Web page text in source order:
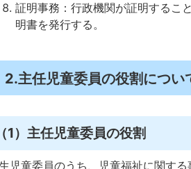
証明事務：行政機関が証明するこ
明書を発行する。
2.主任児童委員の役割につい
（1）主任児童委員の役割
児童委員のうち、児童福祉に関す